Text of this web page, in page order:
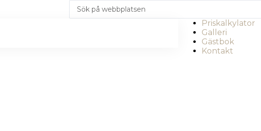
Priskalkylator
Galleri
Gästbok
Kontakt